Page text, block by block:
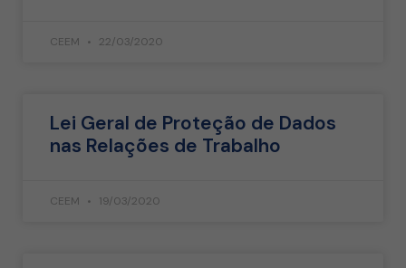
CEEM 22/03/2020
Lei Geral de Proteção de Dados
nas Relações de Trabalho
CEEM 19/03/2020